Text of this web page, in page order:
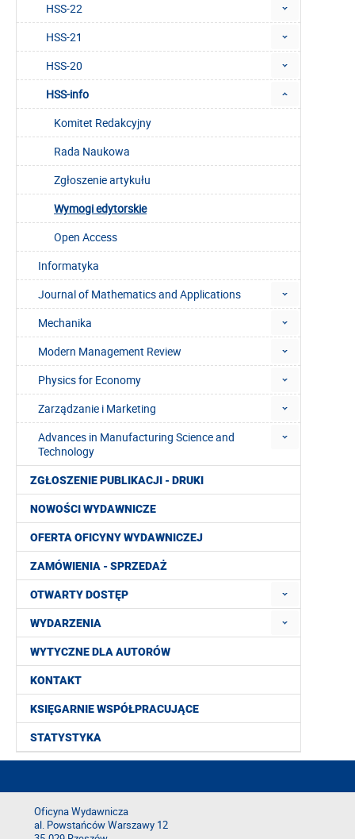
HSS-22
HSS-21
HSS-20
HSS-info
Komitet Redakcyjny
Rada Naukowa
Zgłoszenie artykułu
Wymogi edytorskie
Open Access
Informatyka
Journal of Mathematics and Applications
Mechanika
Modern Management Review
Physics for Economy
Zarządzanie i Marketing
Advances in Manufacturing Science and
Technology
ZGŁOSZENIE PUBLIKACJI - DRUKI
NOWOŚCI WYDAWNICZE
OFERTA OFICYNY WYDAWNICZEJ
ZAMÓWIENIA - SPRZEDAŻ
OTWARTY DOSTĘP
WYDARZENIA
WYTYCZNE DLA AUTORÓW
KONTAKT
KSIĘGARNIE WSPÓŁPRACUJĄCE
STATYSTYKA
Oficyna Wydawnicza
al. Powstańców Warszawy 12